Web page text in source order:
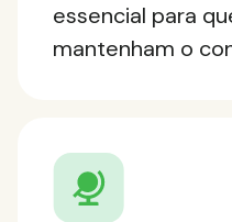
essencial para
mantenham o